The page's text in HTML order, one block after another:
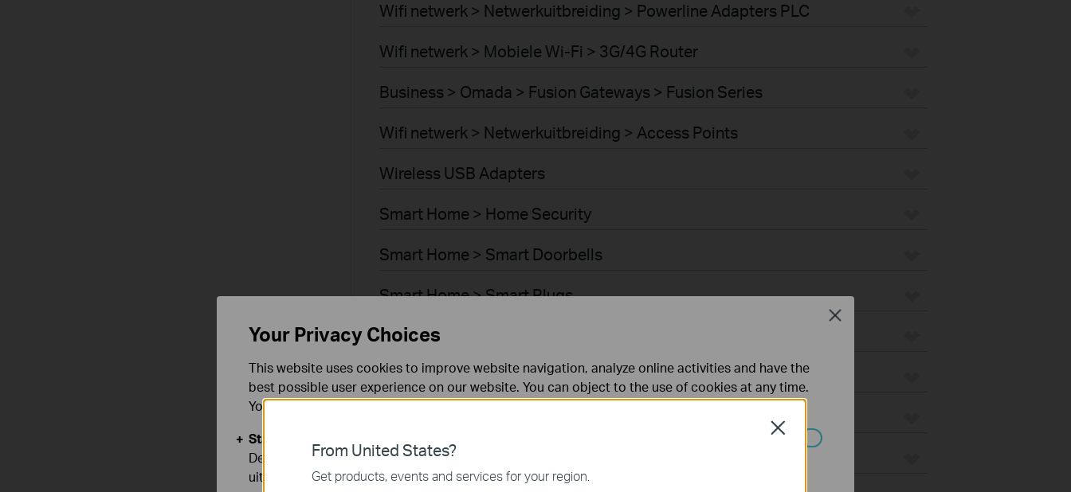
Wifi netwerk > Netwerkuitbreiding > Powerline Adapters PLC
Wifi netwerk > Mobiele Wi-Fi > 3G/4G Router
Business > Omada > Fusion Gateways > Fusion Series
Wifi netwerk > Netwerkuitbreiding > Access Points
Wireless USB Adapters
Smart Home > Home Security
Smart Home > Smart Doorbells
Smart Home > Smart Plugs
Smart Home > Smart Hub
Smart Home > Smart Robotstofzuigers > Robotstofzuigers
Business > Omada > WiFi > Wall Plate
From United States?
Get products, events and services for your region.
Close
Your Privacy Choices
This website uses cookies to improve website navigation, analyze online activities and have the
best possible user experience on our website. You can object to the use of cookies at any time.
You can find more information in ourprivacy policy.Don’t show again
Standaard Cookies
Deze cookies zijn noodzakelijk voor de werking van de website en kunnen niet worden
uitgeschakeld.
Close